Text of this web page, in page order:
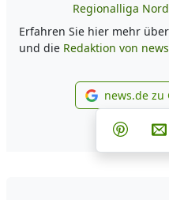
Regionalliga
Erfahren Sie hier mehr
und die Redaktion von
news.de zu
Teilen